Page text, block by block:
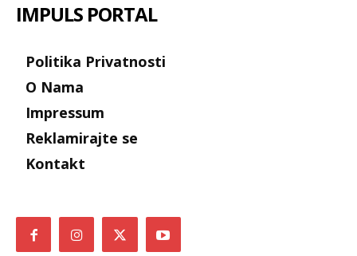
IMPULS PORTAL
Politika Privatnosti
O Nama
Impressum
Reklamirajte se
Kontakt